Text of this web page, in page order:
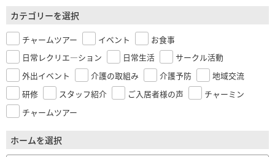
カテゴリーを選択
チャームツアー イベント
お食事
日常レクリエ―ション
日常生活
サークル活動
外出イベント
介護の取組み 介護予防
地域交流
研修
スタッフ紹介 ご入居者様の声
チャーミン
チャームツアー
ホームを選択